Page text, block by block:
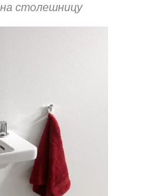
столешницу